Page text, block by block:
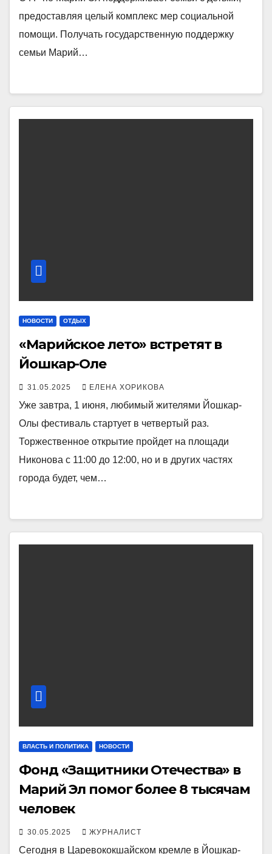
предоставляя целый комплекс мер социальной
помощи. Получать государственную поддержку
семьи Марий…
НОВОСТИ ОТДЫХ
«Марийское лето» встретят в
Йошкар-Оле
31.05.2025 ЕЛЕНА ХОРИКОВА
Уже завтра, 1 июня, любимый жителями Йошкар-
Олы фестиваль стартует в четвертый раз.
Торжественное открытие пройдет на площади
Никонова с 11:00 до 12:00, но и в других частях
города будет, чем…
ВЛАСТЬ И ПОЛИТИКА НОВОСТИ
Фонд «Защитники Отечества» в
Марий Эл помог более 8 тысячам
человек
30.05.2025 ЖУРНАЛИСТ
Сегодня в Царевококшайском кремле в Йошкар-